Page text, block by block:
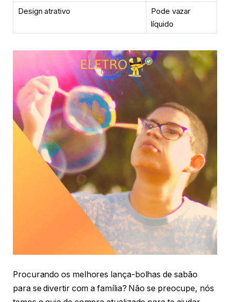
Design atrativo
Pode vazar
líquido
Procurando os melhores lança-bolhas de sabão
para se divertir com a família? Não se preocupe, nós